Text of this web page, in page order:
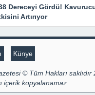
Dereceyi Gördü!
Artırıyor
Künye
© Tüm Hakları saklıdır
içerik kopyalanamaz.